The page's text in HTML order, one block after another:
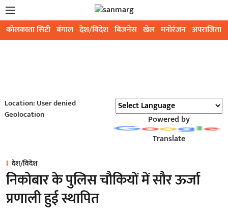
कोलकाता सिटी बंगाल देश/विदेश बिजनेस खेल मनोरंजन अपराजिता
Location: User denied
Geolocation
Powered by
Translate
देश/विदेश
निकोबार के पुलिस चौकियों में सौर ऊर्जा
प्रणाली हुई स्थापित